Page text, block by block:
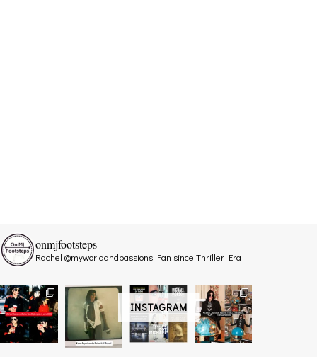
INSTAGRAM
onmjfootsteps
Rachel @myworldandpassions Fan since Thriller Era